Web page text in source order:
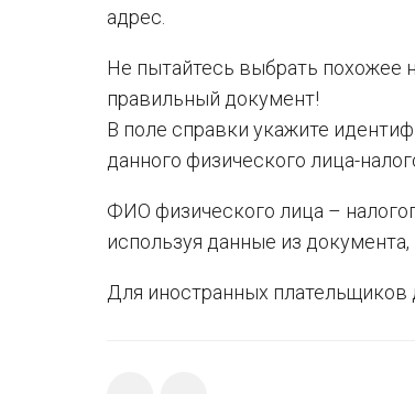
адрес.
Не пытайтесь выбрать похожее
правильный документ!
В поле справки укажите
данного физического лица-
ФИО физического лица –
используя данные из
Для иностранных плательщиков